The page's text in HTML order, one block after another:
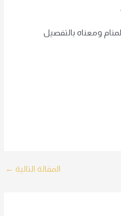
ومعناه بالتفصيل
المقالة التالية ←